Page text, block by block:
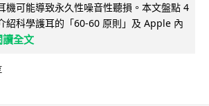
機可能導致永久性噪音性聽損。本文盤點 4
紹科學護耳的「60-60 原則」及 Apple 內
讀全文